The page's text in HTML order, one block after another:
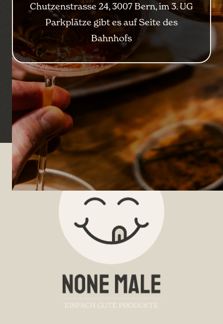
Chutzenstrasse 24, 3007 Bern, im 3. UG
Parkplätze gibt es auf Seite des
Bahnhofs